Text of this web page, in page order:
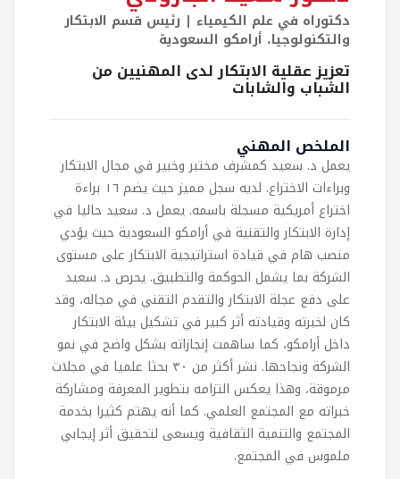
دكتوراه في علم الكيمياء | رئيس قسم الابتكار
والتكنولوجيا، أرامكو السعودية
تعزيز عقلية الابتكار لدى المهنيين من
الشباب والشابات
الملخص المهني
يعمل د. سعيد كمشرف مختبر وخبير في مجال الابتكار
وبراءات الاختراع. لديه سجل مميز حيث يضم ١٦ براءة
اختراع أمريكية مسجلة باسمه. يعمل د. سعيد حاليا في
إدارة الابتكار والتقنية في أرامكو السعودية حيث يؤدي
منصب هام في قيادة استراتيجية الابتكار على مستوى
الشركة بما يشمل الحوكمة والتطبيق. يحرص د. سعيد
على دفع عجلة الابتكار والتقدم التقني في مجاله، وقد
كان لخبرته وقيادته أثر كبير في تشكيل بيئة الابتكار
داخل أرامكو، كما ساهمت إنجازاته بشكل واضح في نمو
الشركة ونجاحها. نشر أكثر من ٣٠ بحثا علميا في مجلات
مرموقة، وهذا يعكس التزامه بتطوير المعرفة ومشاركة
خبراته مع المجتمع العلمي. كما أنه يهتم كثيرا بخدمة
المجتمع والتنمية الثقافية ويسعى لتحقيق أثر إيجابي
ملموس في المجتمع.